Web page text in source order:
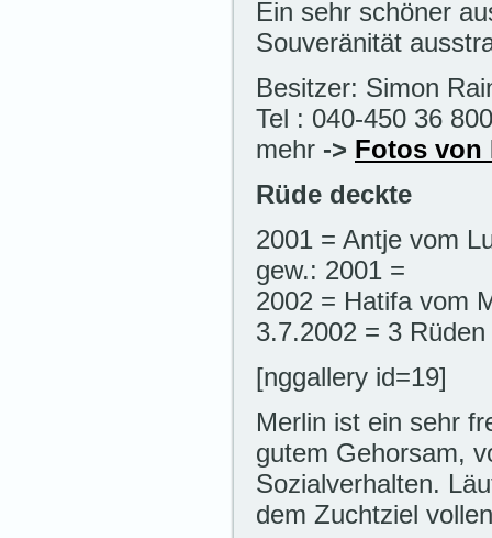
Ein sehr schöner
Souveränität
Besitzer: Simon
Tel : 040-450 36 800
mehr -> Fotos von
Rüde deckte
2001 = Antje vom
gew.: 2001 =
2002 = Hatifa vom
3.7.2002 = 3
[nggallery id=19]
Merlin ist ein sehr
gutem Gehorsam,
Sozialverhalten.
dem Zuchtziel